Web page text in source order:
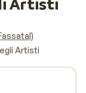
Artisti